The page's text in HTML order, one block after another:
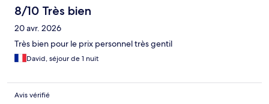
8/10 Très bien
20 avr. 2026
Très bien pour le prix personnel très gentil
David, séjour de 1 nuit
Avis vérifié